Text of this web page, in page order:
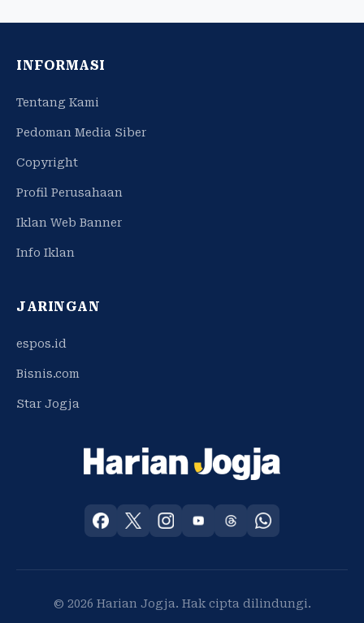
INFORMASI
Tentang Kami
Pedoman Media Siber
Copyright
Profil Perusahaan
Iklan Web Banner
Info Iklan
JARINGAN
espos.id
Bisnis.com
Star Jogja
© 2026 Harian Jogja. Hak cipta dilindungi.